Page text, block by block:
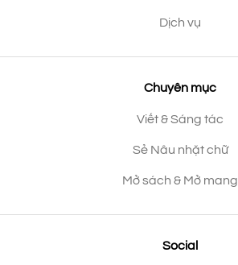
Dịch vụ
Chuyên mục
Viết & Sáng tác
Sẻ Nâu nhặt chữ
Mở sách & Mở mang
Social